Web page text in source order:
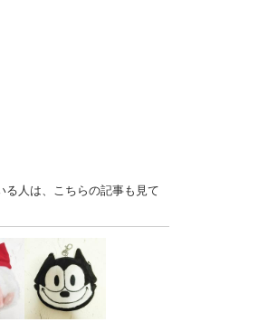
人は、こちらの記事も見て